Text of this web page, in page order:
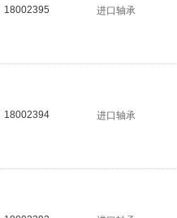
18002395 进口轴承
18002394 进口轴承